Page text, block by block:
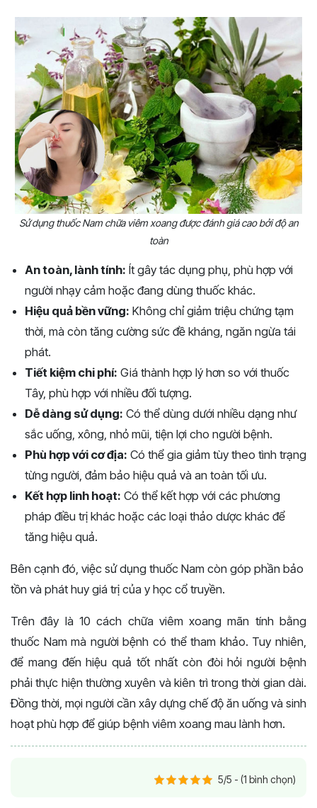
Sử dụng thuốc Nam chữa viêm xoang được đánh giá cao bởi độ an
toàn
An toàn, lành tính: Ít gây tác dụng phụ, phù hợp với
người nhạy cảm hoặc đang dùng thuốc khác.
Hiệu quả bền vững: Không chỉ giảm triệu chứng tạm
thời, mà còn tăng cường sức đề kháng, ngăn ngừa tái
phát.
Tiết kiệm chi phí: Giá thành hợp lý hơn so với thuốc
Tây, phù hợp với nhiều đối tượng.
Dễ dàng sử dụng: Có thể dùng dưới nhiều dạng như
sắc uống, xông, nhỏ mũi, tiện lợi cho người bệnh.
Phù hợp với cơ địa: Có thể gia giảm tùy theo tình trạng
từng người, đảm bảo hiệu quả và an toàn tối ưu.
Kết hợp linh hoạt: Có thể kết hợp với các phương
pháp điều trị khác hoặc các loại thảo dược khác để
tăng hiệu quả.
Bên cạnh đó, việc sử dụng thuốc Nam còn góp phần bảo
tồn và phát huy giá trị của y học cổ truyền.
Trên đây là 10 cách chữa viêm xoang mãn tính bằng
thuốc Nam mà người bệnh có thể tham khảo. Tuy nhiên,
để mang đến hiệu quả tốt nhất còn đòi hỏi người bệnh
phải thực hiện thường xuyên và kiên trì trong thời gian dài.
Đồng thời, mọi người cần xây dựng chế độ ăn uống và sinh
hoạt phù hợp để giúp bệnh viêm xoang mau lành hơn.
5/5 - (1 bình chọn)